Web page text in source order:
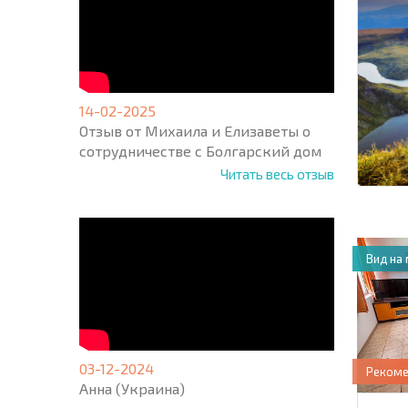
14-02-2025
Отзыв от Михаила и Елизаветы о
сотрудничестве с Болгарский дом
Читать весь отзыв
03-12-2024
Анна (Украина)
Вид на